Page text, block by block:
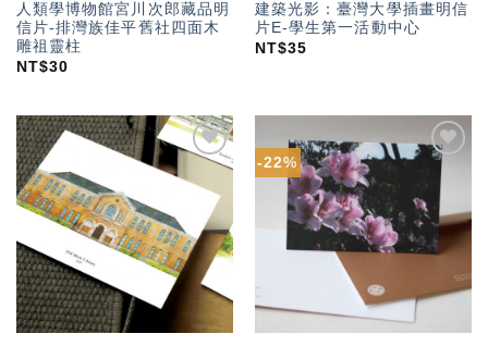
人類學博物館宮川次郎藏品明
信片-排灣族佳平舊社四面木
雕祖靈柱
NT$30
建築光影：臺灣大學插畫明信
片E-學生第一活動中心
NT$35
加入
「願
望輕
單」
-22%
加入
「願
望輕
單」